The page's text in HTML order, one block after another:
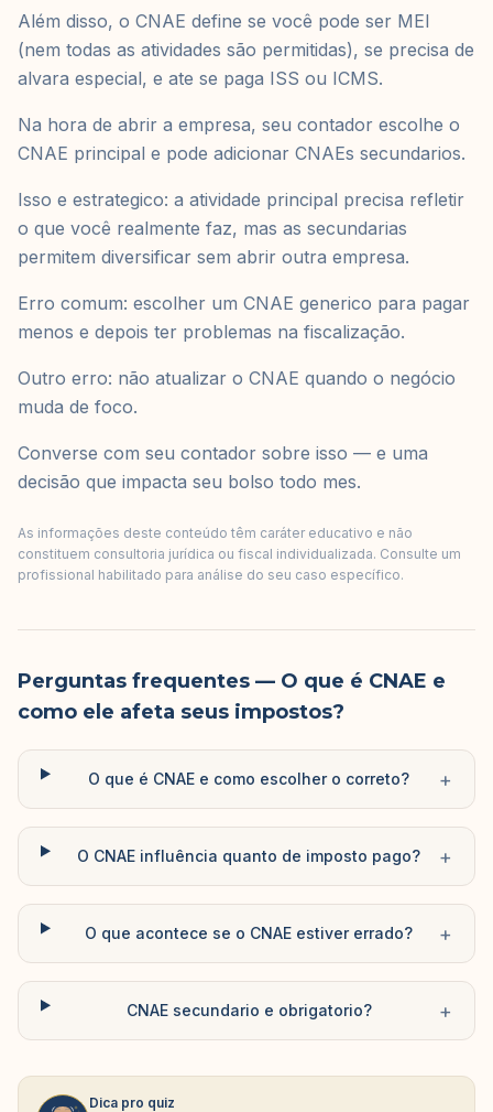
Além disso, o CNAE define se você pode ser MEI
(nem todas as atividades são permitidas), se precisa de
alvara especial, e ate se paga ISS ou ICMS.
Na hora de abrir a empresa, seu contador escolhe o
CNAE principal e pode adicionar CNAEs secundarios.
Isso e estrategico: a atividade principal precisa refletir
o que você realmente faz, mas as secundarias
permitem diversificar sem abrir outra empresa.
Erro comum: escolher um CNAE generico para pagar
menos e depois ter problemas na fiscalização.
Outro erro: não atualizar o CNAE quando o negócio
muda de foco.
Converse com seu contador sobre isso — e uma
decisão que impacta seu bolso todo mes.
As informações deste conteúdo têm caráter educativo e não
constituem consultoria jurídica ou fiscal individualizada. Consulte um
profissional habilitado para análise do seu caso específico.
Perguntas frequentes — O que é CNAE e
como ele afeta seus impostos?
O que é CNAE e como escolher o correto? +
O CNAE influência quanto de imposto pago? +
O que acontece se o CNAE estiver errado? +
CNAE secundario e obrigatorio? +
Dica pro quiz